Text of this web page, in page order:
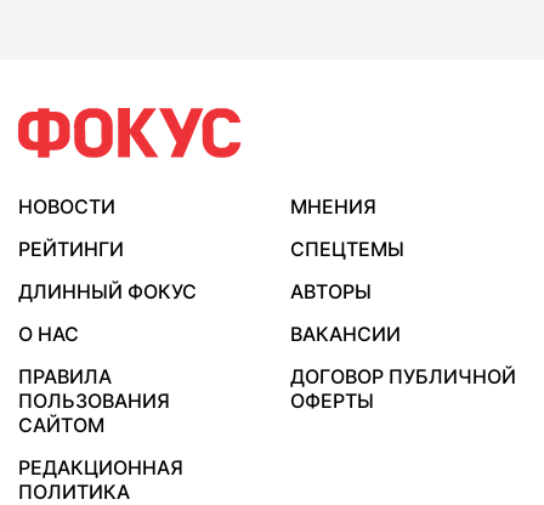
НОВОСТИ
МНЕНИЯ
РЕЙТИНГИ
СПЕЦТЕМЫ
ДЛИННЫЙ ФОКУС
АВТОРЫ
О НАС
ВАКАНСИИ
ПРАВИЛА
ПОЛЬЗОВАНИЯ
САЙТОМ
ДОГОВОР ПУБЛИЧНОЙ
ОФЕРТЫ
РЕДАКЦИОННАЯ
ПОЛИТИКА